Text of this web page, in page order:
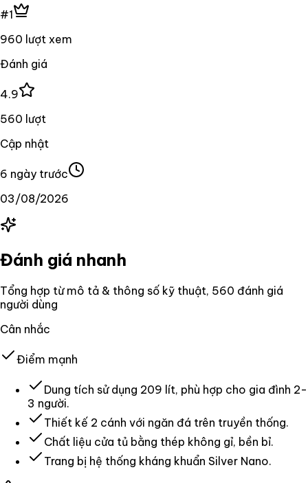
#1
960 lượt xem
Đánh giá
4.9
560 lượt
Cập nhật
6 ngày trước
03/08/2026
Đánh giá nhanh
Tổng hợp từ mô tả & thông số kỹ thuật, 560 đánh giá
người dùng
Cân nhắc
Điểm mạnh
Dung tích sử dụng 209 lít, phù hợp cho gia đình 2-
3 người.
Thiết kế 2 cánh với ngăn đá trên truyền thống.
Chất liệu cửa tủ bằng thép không gỉ, bền bỉ.
Trang bị hệ thống kháng khuẩn Silver Nano.